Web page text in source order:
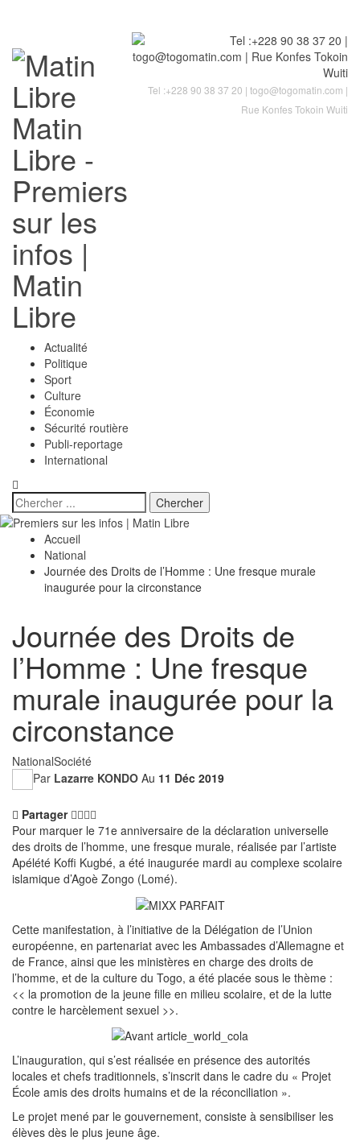
Matin
Libre -
Premiers
sur les
infos |
Matin
Libre
Tel :+228 90 38 37 20 | togo@togomatin.com |
Rue Konfes Tokoin Wuiti
Actualité
Politique
Sport
Culture
Économie
Sécurité routière
Publi-reportage
International
Accueil
National
Journée des Droits de l’Homme : Une fresque murale
inaugurée pour la circonstance
Journée des Droits de
l’Homme : Une fresque
murale inaugurée pour la
circonstance
NationalSociété
Par Lazarre KONDO Au 11 Déc 2019
Partager
Pour marquer le 71e anniversaire de la déclaration universelle
des droits de l’homme, une fresque murale, réalisée par l’artiste
Apélété Koffi Kugbé, a été inaugurée mardi au complexe scolaire
islamique d’Agoè Zongo (Lomé).
Cette manifestation, à l’initiative de la Délégation de l’Union
européenne, en partenariat avec les Ambassades d’Allemagne et
de France, ainsi que les ministères en charge des droits de
l’homme, et de la culture du Togo, a été placée sous le thème :
<< la promotion de la jeune fille en milieu scolaire, et de la lutte
contre le harcèlement sexuel >>.
L’inauguration, qui s’est réalisée en présence des autorités
locales et chefs traditionnels, s’inscrit dans le cadre du « Projet
École amis des droits humains et de la réconciliation ».
Le projet mené par le gouvernement, consiste à sensibiliser les
élèves dès le plus jeune âge.